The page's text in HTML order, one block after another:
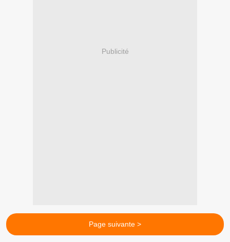
Publicité
Page suivante >